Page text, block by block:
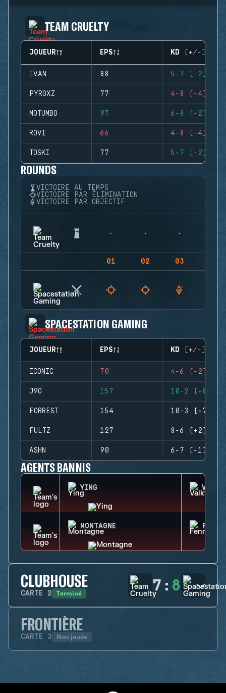
TEAM CRUELTY
JOUEUR EPS KD (+/-)
IVAN 88 5-7 (-2)
PYROXZ 77 4-8 (-4)
MOTUMBO 97 6-8 (-2)
ROVI 66 4-8 (-4)
TOSKI 77 5-7 (-2)
ROUNDS
VICTOIRE AU TEMPS
VICTOIRE PAR ÉLIMINATION
VICTOIRE PAR OBJECTIF
01 02 03
SPACESTATION GAMING
JOUEUR EPS KD (+/-)
ICONIC 70 4-6 (-2)
J9O 157 10-2 (+8)
FORREST 154 10-3 (+7)
FULTZ 127 8-6 (+2)
ASHN 90 6-7 (-1)
AGENTS BANNIS
YING
MONTAGNE
CLUBHOUSE
CARTE 2 Terminé 7 : 8
FRONTIÈRE
CARTE 3 Non jouée